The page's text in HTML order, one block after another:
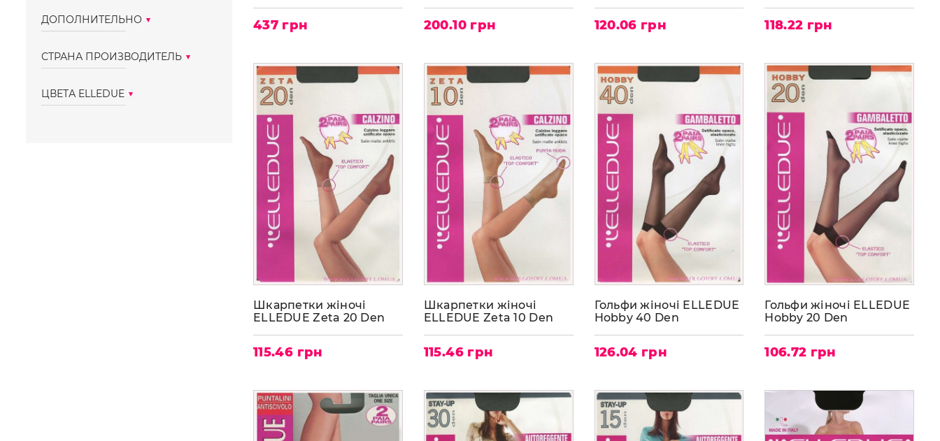
с шортиками (2)
без шортиков
ДОПОЛНИТЕЛЬНО
бесшовные (4)
СТРАНА ПРОИЗВОДИТЕЛЬ
италия (20)
ЦВЕТА ELLEDUE
437 грн 200.10 грн 120.06 грн 118.22 грн
Шкарпетки жіночі
ELLEDUE Zeta 20 Den
115.46 грн
Шкарпетки жіночі
ELLEDUE Zeta 10 Den
115.46 грн
Гольфи жіночі ELLEDUE
Hobby 40 Den
126.04 грн
Гольфи жіночі ELLEDUE
Hobby 20 Den
106.72 грн